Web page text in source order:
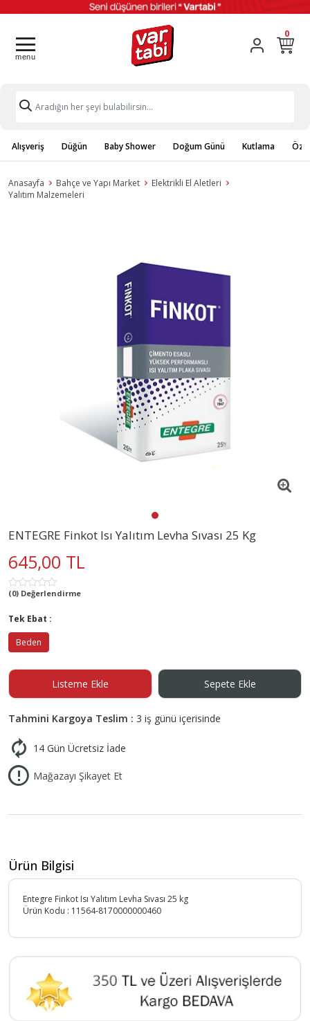
0
Alışveriş Düğün Baby Shower Doğum Günü Kutlama
Anasayfa Bahçe ve Yapı Market
Elektrikli El Aletleri
Yalıtım Malzemeleri
ENTEGRE Finkot Isı Yalıtım Levha Sıvası 25 Kg
645,00 TL
(0) Değerlendirme
Tek Ebat :
Beden
Listeme Ekle Sepete Ekle
Tahmini Kargoya Teslim : 3 iş günü içerisinde
14 Gün Ücretsiz İade
Mağazayı Şikayet Et
Ürün Bilgisi
Entegre Finkot Isı Yalıtım Levha Sıvası 25 kg
Ürün Kodu : 11564-8170000000460